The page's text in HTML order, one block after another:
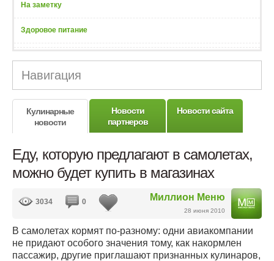
На заметку
Здоровое питание
Навигация
Кулинарные
новости
Новости
партнеров
Новости сайта
Еду, которую предлагают в самолетах,
можно будет купить в магазинах
Миллион Меню
28 июня 2010
3034 0
В самолетах кормят по-разному: одни авиакомпании
не придают особого значения тому, как накормлен
пассажир, другие приглашают признанных кулинаров,